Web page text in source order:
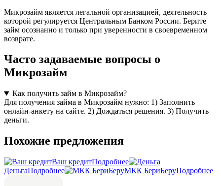
Микрозайм является легальной организацией, деятельность
которой регулируется Центральным Банком России. Берите
займ осознанно и только при уверенности в своевременном
возврате.
Часто задаваемые вопросы о
Микрозайм
Как получить займ в Микрозайм?
Для получения займа в Микрозайм нужно: 1) Заполнить
онлайн-анкету на сайте. 2) Дождаться решения. 3) Получить
деньги.
Похожие предложения
Ваш кредитПодробнее
ДеньгаПодробнее МКК БериБеруПодробнее